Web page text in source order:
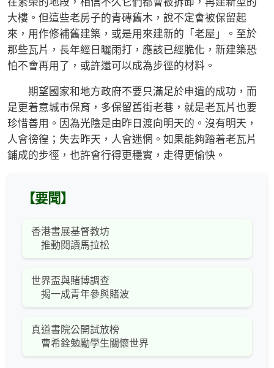
大樓。但這些老房子的青磚舊木，說不定會被保留起
來，用作修補舊建築，或是用來建新的「老屋」。至於
那些瓦片，長年經日曬雨打，應該已經脆化，新建築恐
怕不會再用了，或許還可以成為步徑的材料。
期望國家和地方政府不要只滿足於申遺的成功，而
是更着意城市保育，多保留舊街老巷，就是老瓦片也要
珍惜善用。因為光陰是由昨日渡向明天的。沒有明天，
人會徬徨；失去昨天，人會迷惘。如果能夠踏着老瓦片
鋪成的步徑，也許會行得更穩實，走得更愉快。
【要聞】
香港書展基督教坊
推動閱讀馬拉松
世界盃與賭博調查
揭一成青年參與賭波
真道書院公開試放榜
曹希銓勉勵學生關懷世界